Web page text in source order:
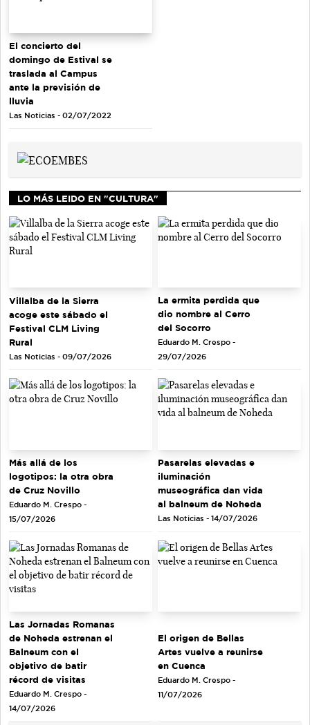
El concierto del
domingo de Estival se
traslada al Campus
ante la previsión de
lluvia
Las Noticias - 02/07/2022
LO MÁS LEIDO EN "CULTURA"
Villalba de la Sierra
acoge este sábado el
Festival CLM Living
Rural
Las Noticias - 09/07/2026
La ermita perdida que
dio nombre al Cerro
del Socorro
Eduardo M. Crespo -
29/07/2026
Más allá de los
logotipos: la otra obra
de Cruz Novillo
Eduardo M. Crespo -
15/07/2026
Pasarelas elevadas e
iluminación
museográfica dan vida
al balneum de Noheda
Las Noticias - 14/07/2026
Las Jornadas Romanas
de Noheda estrenan el
Balneum con el
objetivo de batir
récord de visitas
Eduardo M. Crespo -
14/07/2026
El origen de Bellas
Artes vuelve a reunirse
en Cuenca
Eduardo M. Crespo -
11/07/2026